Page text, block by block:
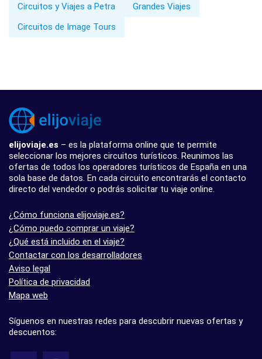
Circuitos y Viajes a Petra
Grandes Viajes
Circuitos de Image Tours
elijoviaje.es – es la plataforma online que te permite
seleccionar los mejores circuitos turísticos. Reunimos las
ofertas de todos los operadores turísticos de España en una
sola base de datos. En cada circuito encontrarás el contacto
directo del vendedor o podrás solicitar tu viaje online.
¿Cómo funciona elijoviaje.es?
¿Cómo puedo comprar un viaje?
¿Qué está incluido en el viaje?
Contactar con los desarrolladores
Aviso legal
Política de privacidad
Mapa web
Síguenos en nuestras redes para descubrir nuevas ofertas y
descuentos: